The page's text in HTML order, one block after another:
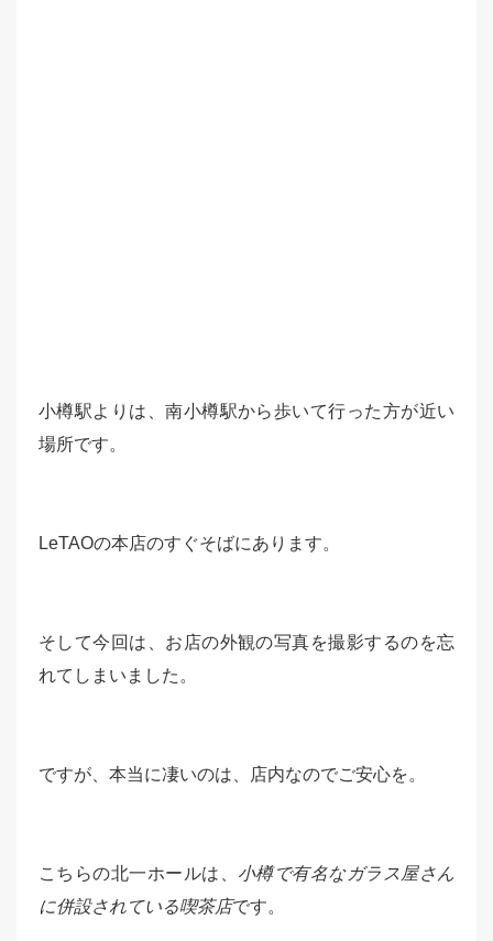
小樽駅よりは、南小樽駅から歩いて行った方が近い
場所です。
LeTAOの本店のすぐそばにあります。
そして今回は、お店の外観の写真を撮影するのを忘
れてしまいました。
ですが、本当に凄いのは、店内なのでご安心を。
こちらの北一ホールは、 小樽で有名なガラス屋さん
に併設されている喫茶店です。